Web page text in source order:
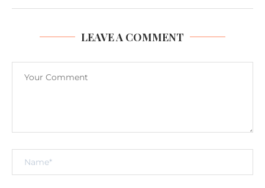
LEAVE A COMMENT